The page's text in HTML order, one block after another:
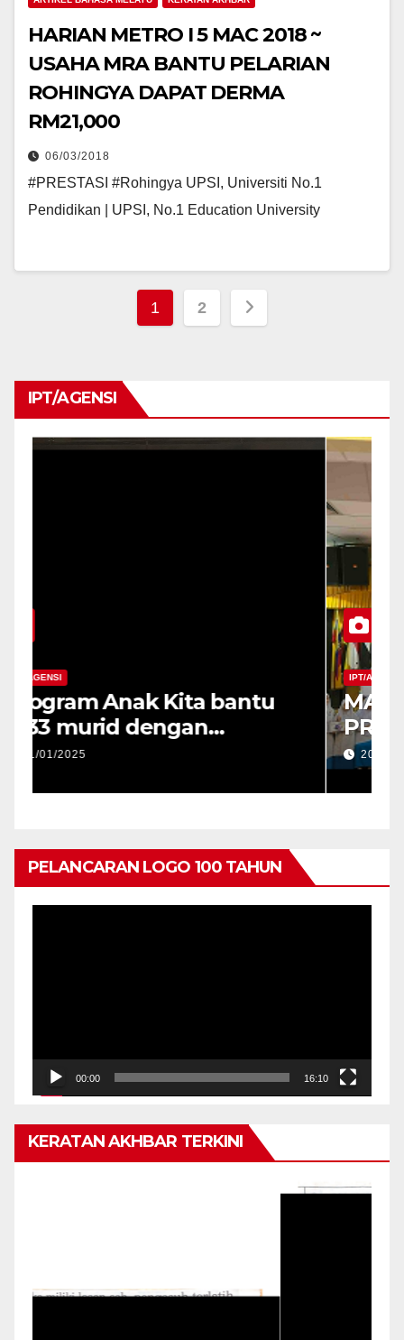
HARIAN METRO I 5 MAC 2018 ~
USAHA MRA BANTU PELARIAN
ROHINGYA DAPAT DERMA
RM21,000
06/03/2018
#PRESTASI #Rohingya UPSI, Universiti No.1
Pendidikan | UPSI, No.1 Education University
Navigasi
1 2
IPT/AGENSI
IPT/AGENSI
Program Anak Kita bantu
1833 murid dengan
penyerahan peranti di
21/01/2025
PELANCARAN LOGO 100 TAHUN
00:00 16:10
KERATAN AKHBAR TERKINI